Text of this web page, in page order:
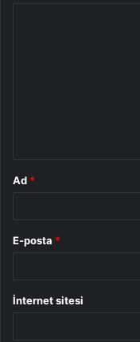
Ad *
E-posta *
İnternet sitesi